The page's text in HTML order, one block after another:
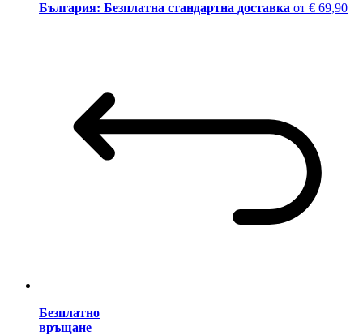
България: Безплатна стандартна доставка от € 69,90
Безплатно
връщане